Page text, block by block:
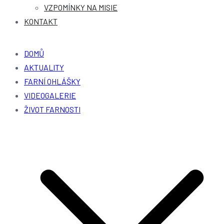
VZPOMÍNKY NA MISIE
KONTAKT
DOMŮ
AKTUALITY
FARNÍ OHLÁŠKY
VIDEOGALERIE
ŽIVOT FARNOSTI